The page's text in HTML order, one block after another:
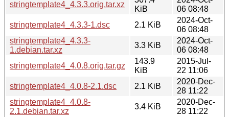
stringtemplate4_4.3.3.orig.tar.xz
KiB
06 08:48
stringtemplate4_4.3.3-1.dsc
2.1 KiB
2024-Oct-
06 08:48
stringtemplate4_4.3.3-
1.debian.tar.xz
3.3 KiB
2024-Oct-
06 08:48
stringtemplate4_4.0.8.orig.tar.gz
143.9
KiB
2015-Jul-
22 11:06
stringtemplate4_4.0.8-2.1.dsc
2.1 KiB
2020-Dec-
28 11:22
stringtemplate4_4.0.8-
2.1.debian.tar.xz
3.4 KiB
2020-Dec-
28 11:22